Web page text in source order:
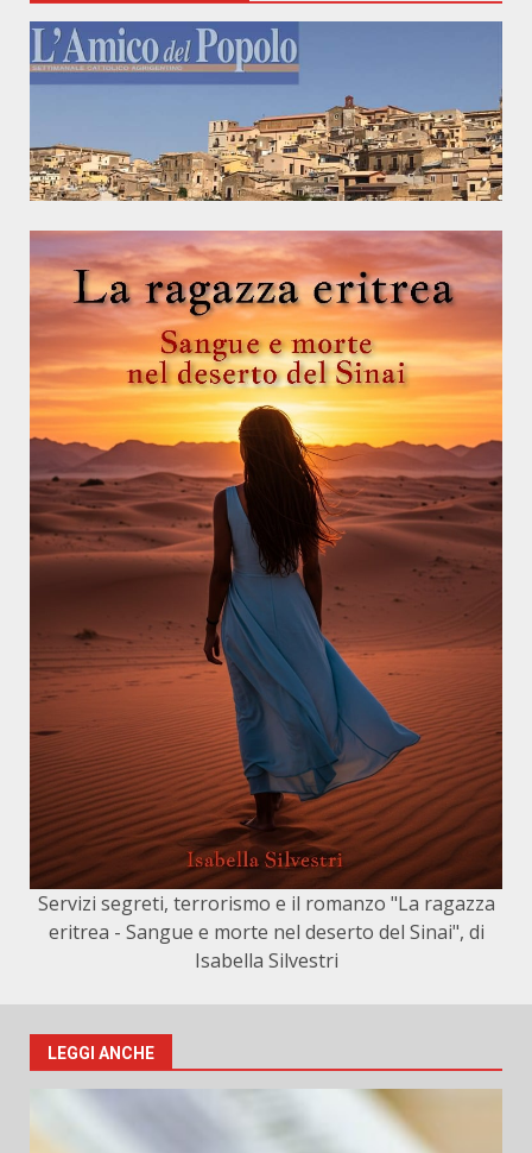
Servizi segreti, terrorismo e il romanzo "La ragazza
eritrea - Sangue e morte nel deserto del Sinai", di
Isabella Silvestri
LEGGI ANCHE